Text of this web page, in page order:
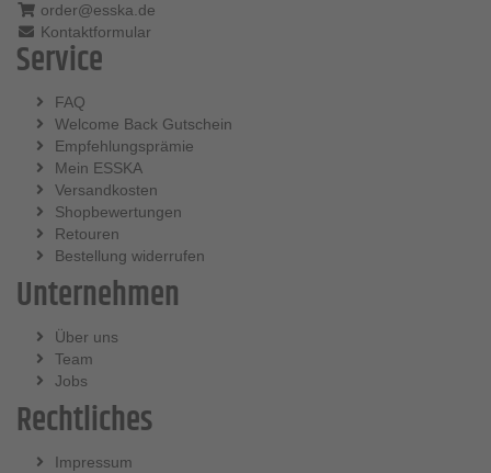
order@esska.de
Kontaktformular
Service
FAQ
Welcome Back Gutschein
Empfehlungsprämie
Mein ESSKA
Versandkosten
Shopbewertungen
Retouren
Bestellung widerrufen
Unternehmen
Über uns
Team
Jobs
Rechtliches
Impressum